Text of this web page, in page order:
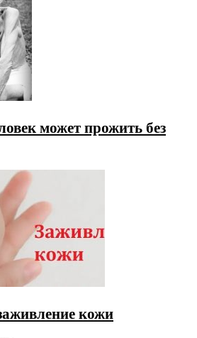
может прожить без
кожи